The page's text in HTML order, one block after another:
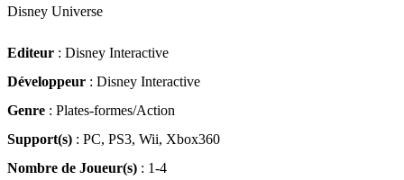
Disney Universe
Editeur : Disney Interactive
Développeur : Disney Interactive
Genre : Plates-formes/Action
Support(s) : PC, PS3, Wii, Xbox360
Nombre de Joueur(s) : 1-4